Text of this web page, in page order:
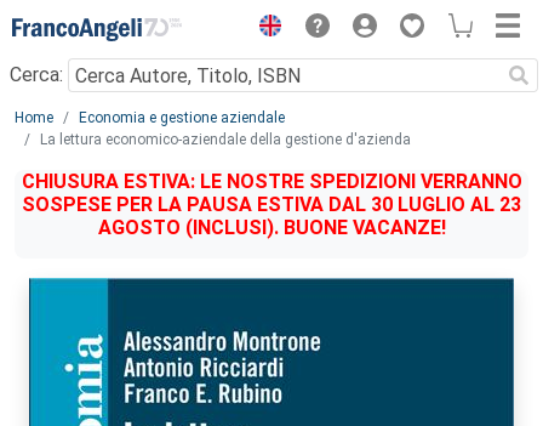
Menu
Cerca:
Main content
Home
Economia e gestione aziendale
La lettura economico-aziendale della gestione d'azienda
CHIUSURA ESTIVA: LE NOSTRE SPEDIZIONI VERRANNO
SOSPESE PER LA PAUSA ESTIVA DAL 30 LUGLIO AL 23
AGOSTO (INCLUSI). BUONE VACANZE!